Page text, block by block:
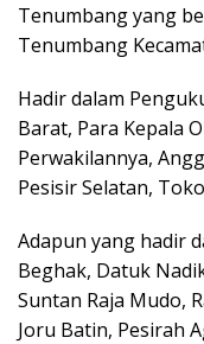
Tenumbang yang
Tenumbang
Hadir dalam
Barat, Para Kepala
Perwakilannya,
Pesisir Selatan,
Adapun yang hadir
Beghak, Datuk
Suntan Raja Mudo,
Joru Batin, Pesirah